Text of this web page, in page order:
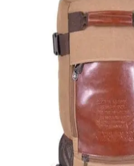
Quick View